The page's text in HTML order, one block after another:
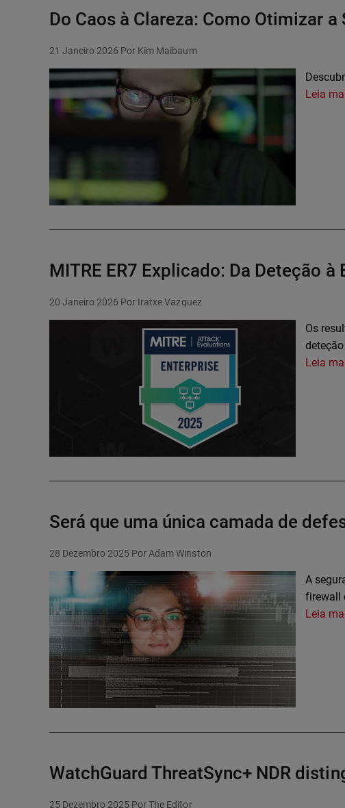
Do Caos à Clareza: Como Otimizar
21 Janeiro 2026 Por Kim Maibaum
Leia
MITRE ER7 Explicado: Da Deteção à
20 Janeiro 2026 Por Iratxe Vazquez
Os
Leia
Será que uma única camada de
28 Dezembro 2025 Por Adam Winston
A
firewall
Leia
WatchGuard ThreatSync+ NDR
25 Dezembro 2025 Por The Editor